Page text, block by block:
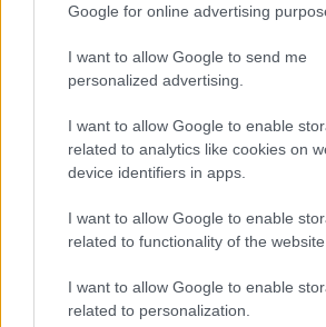
Google for online advertising
I want to allow Google to send me
personalized advertising.
I want to allow Google to enable
related to analytics like cookies on
device identifiers in apps.
I want to allow Google to enable
related to functionality of the website
I want to allow Google to enable
related to personalization.